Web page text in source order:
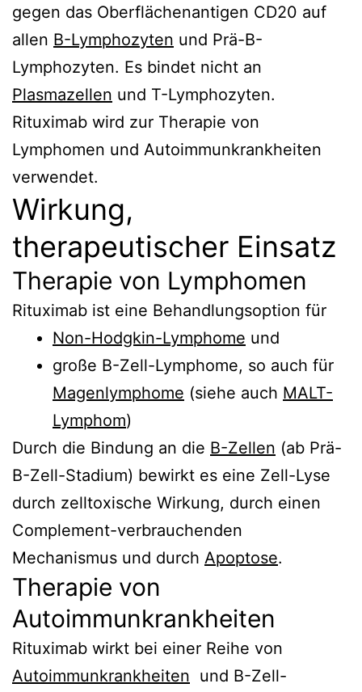
Therapie von Autoimmunkrankheiten
Nebenwirkungen, Komplikationen
Zulassung
Verweise
gegen das Oberflächenantigen CD20 auf
allen B-Lymphozyten und Prä-B-
Lymphozyten. Es bindet nicht an
Plasmazellen und T-Lymphozyten.
Rituximab wird zur Therapie von
Lymphomen und Autoimmunkrankheiten
verwendet.
Wirkung,
therapeutischer Einsatz
Therapie von Lymphomen
Rituximab ist eine Behandlungsoption für
Non-Hodgkin-Lymphome und
große B-Zell-Lymphome, so auch für
Magenlymphome (siehe auch MALT-
Lymphom)
Durch die Bindung an die B-Zellen (ab Prä-
B-Zell-Stadium) bewirkt es eine Zell-Lyse
durch zelltoxische Wirkung, durch einen
Complement-verbrauchenden
Mechanismus und durch Apoptose.
Therapie von
Autoimmunkrankheiten
Rituximab wirkt bei einer Reihe von
Autoimmunkrankheiten und B-Zell-